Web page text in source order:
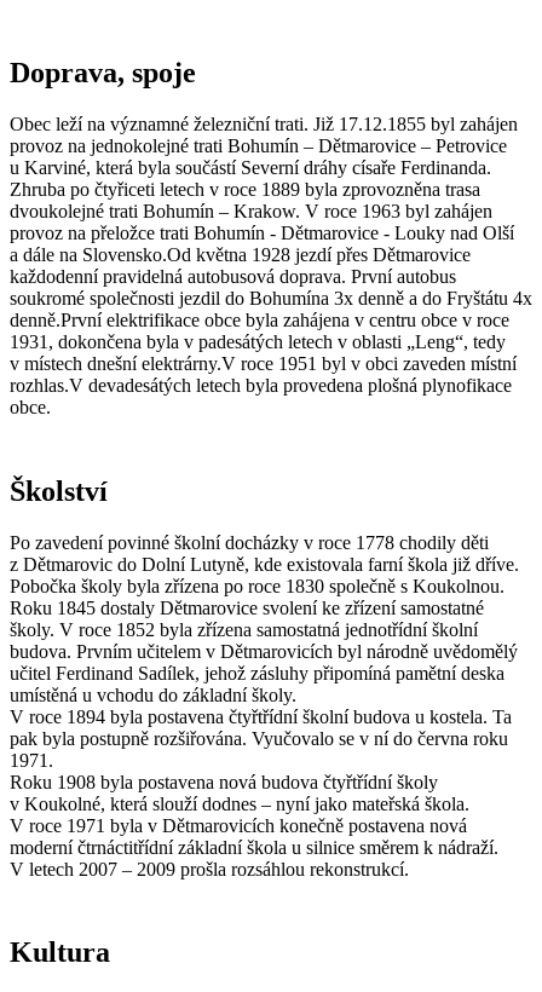
Doprava, spoje
Obec leží na významné železniční trati. Již 17.12.1855 byl zahájen
provoz na jednokolejné trati Bohumín – Dětmarovice – Petrovice
u Karviné, která byla součástí Severní dráhy císaře Ferdinanda.
Zhruba po čtyřiceti letech v roce 1889 byla zprovozněna trasa
dvoukolejné trati Bohumín – Krakow. V roce 1963 byl zahájen
provoz na přeložce trati Bohumín - Dětmarovice - Louky nad Olší
a dále na Slovensko.Od května 1928 jezdí přes Dětmarovice
každodenní pravidelná autobusová doprava. První autobus
soukromé společnosti jezdil do Bohumína 3x denně a do Fryštátu 4x
denně.První elektrifikace obce byla zahájena v centru obce v roce
1931, dokončena byla v padesátých letech v oblasti „Leng“, tedy
v místech dnešní elektrárny.V roce 1951 byl v obci zaveden místní
rozhlas.V devadesátých letech byla provedena plošná plynofikace
obce.
Školství
Po zavedení povinné školní docházky v roce 1778 chodily děti
z Dětmarovic do Dolní Lutyně, kde existovala farní škola již dříve.
Pobočka školy byla zřízena po roce 1830 společně s Koukolnou.
Roku 1845 dostaly Dětmarovice svolení ke zřízení samostatné
školy. V roce 1852 byla zřízena samostatná jednotřídní školní
budova. Prvním učitelem v Dětmarovicích byl národně uvědomělý
učitel Ferdinand Sadílek, jehož zásluhy připomíná pamětní deska
umístěná u vchodu do základní školy.
V roce 1894 byla postavena čtyřtřídní školní budova u kostela. Ta
pak byla postupně rozšiřována. Vyučovalo se v ní do června roku
1971.
Roku 1908 byla postavena nová budova čtyřtřídní školy
v Koukolné, která slouží dodnes – nyní jako mateřská škola.
V roce 1971 byla v Dětmarovicích konečně postavena nová
moderní čtrnáctitřídní základní škola u silnice směrem k nádraží.
V letech 2007 – 2009 prošla rozsáhlou rekonstrukcí.
Kultura